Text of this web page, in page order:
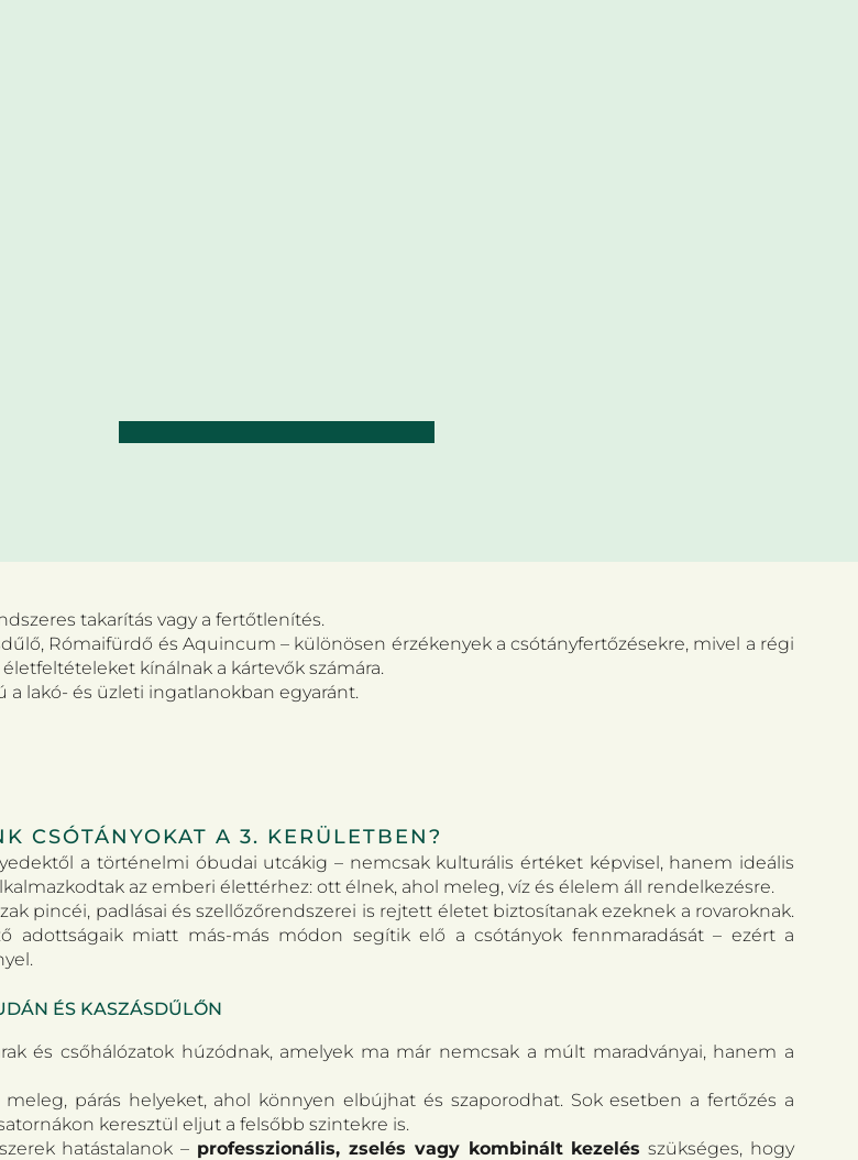
takarítás vagy a fertőtlenítés.
Rómaifürdő és Aquincum – különösen érzékenyek a csótányfertőzésekre, mivel a régi
kínálnak a kártevők számára.
a lakó- és üzleti ingatlanokban egyaránt.
CSÓTÁNYOKAT A 3. KERÜLETBEN?
a történelmi óbudai utcákig – nemcsak kulturális értéket képvisel, hanem ideális
az emberi élettérhez: ott élnek, ahol meleg, víz és élelem áll rendelkezésre.
pincéi, padlásai és szellőzőrendszerei is rejtett életet biztosítanak ezeknek a rovaroknak.
adottságaik miatt más-más módon segítik elő a csótányok fennmaradását – ezért a
ÉS KASZÁSDŰLŐN
és csőhálózatok húzódnak, amelyek ma már nemcsak a múlt maradványai, hanem a
párás helyeket, ahol könnyen elbújhat és szaporodhat. Sok esetben a fertőzés a
keresztül eljut a felsőbb szintekre is.
hatástalanok – professzionális, zselés vagy kombinált kezelés szükséges, hogy